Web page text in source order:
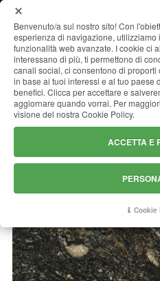
Benvenuto/a sul nostro sito! Con
esperienza di navigazione,
funzionalità web avanzate. I cookie ci
interessano di più, ti permettono di
canali social, ci consentono di
in base ai tuoi interessi e al tuo paese
benefici. Clicca per accettare e
aggiornare quando vorrai. Per
visione del nostra Cookie Policy.
ACCETTA E
Cookie